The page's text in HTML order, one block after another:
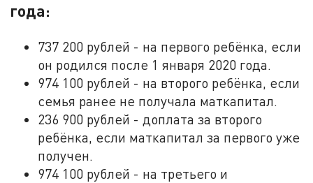
года:
737 200 рублей - на первого ребёнка, если
он родился после 1 января 2020 года.
974 100 рублей - на второго ребёнка, если
семья ранее не получала маткапитал.
236 900 рублей - доплата за второго
ребёнка, если маткапитал за первого уже
получен.
974 100 рублей - на третьего и